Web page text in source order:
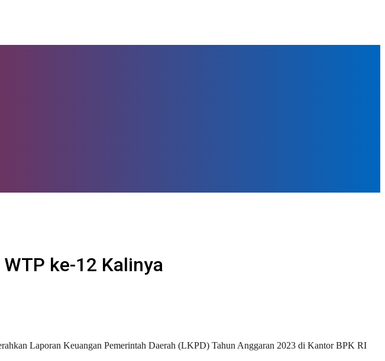
ke-12 Kalinya
Laporan Keuangan Pemerintah Daerah (LKPD) Tahun Anggaran 2023 di Kantor BPK RI